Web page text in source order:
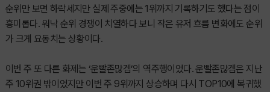
순위만 보면 하락세지만 실제 주중에는 1위까지 기록하기도 했다는 점이
흥미롭다. 워낙 순위 경쟁이 치열하다 보니 작은 유저 흐름 변화에도 순위
가 크게 요동치는 상황이다.
이번 주 또 다른 화제는 ‘운빨존많겜’의 역주행이었다. 운빨존많겜은 지난
주 10위권 밖이었지만 이번 주 9위까지 상승하며 다시 TOP10에 복귀했